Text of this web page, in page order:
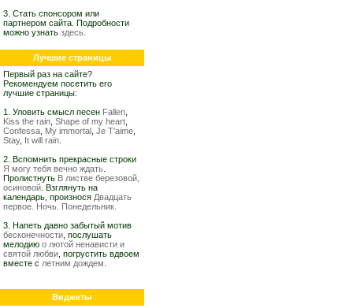
3. Стать спонсором или
партнером сайта. Подробности
можно узнать здесь
Лучшие страницы
Первый раз на сайте?
Рекомендуем посетить его
лучшие страницы:
1. Уловить смысл песен Fallen
Kiss the rain Shape of my heart
Confessa My immortal Je T'aime
Stay, It will rain
2. Вспомнить прекрасные строки
Я могу тебя вечно ждать
Пролистнуть В листве березовой,
осиновой . Взглянуть на
календарь, произнося Двадцать
первое. Ночь. Понедельник.
3. Напеть давно забытый мотив
бесконечности , послушать
мелодию о лютой ненависти и
святой любви , погрустить вдвоем
вместе с летним дождем
Виджеты